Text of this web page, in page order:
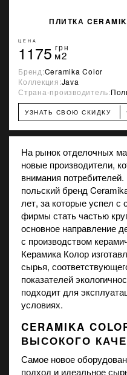
ПЛИТКА
ЦЕНА
1175 грн
м2
Бренд:Ceramika Color
Коллекция:Java
Страна-производитель:
УЗНАТЬ СВОЮ СКИДКУ
На рынок отделочных
новые производители,
внимания
польский бренд
лет, за которые успел
фирмы стать частью
основное направление
с производством
Керамика Колор
сырья,
показателей
подходит для
условиях.
CERAMIKA
ВЫСОКОГО
Самое новое
подход и идеальное